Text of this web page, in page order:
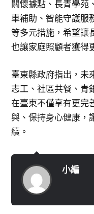
關懷據點、長青學苑
車補助、智能守護服
等多元措施，希望讓
也讓家庭照顧者獲得
臺東縣政府指出，未
志工、社區共餐、青
在臺東不僅享有更完
與、保持身心健康，
續。
小編